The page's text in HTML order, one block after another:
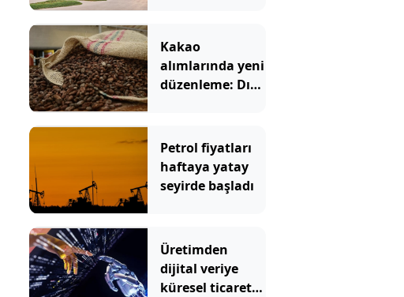
artırdı
Kakao
alımlarında yeni
düzenleme: Dış
Petrol fiyatları
haftaya yatay
seyirde başladı
Üretimden
dijital veriye
küresel ticaretin